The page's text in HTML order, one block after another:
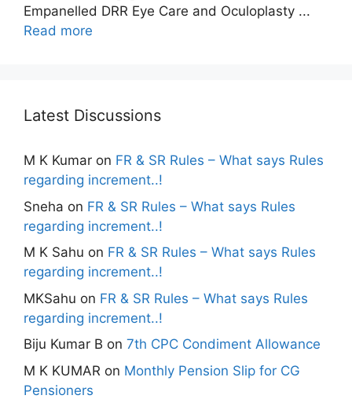
Empanelled DRR Eye Care and Oculoplasty ...
Read more
Latest Discussions
M K Kumar on FR & SR Rules – What says Rules
regarding increment..!
Sneha on FR & SR Rules – What says Rules
regarding increment..!
M K Sahu on FR & SR Rules – What says Rules
regarding increment..!
MKSahu on FR & SR Rules – What says Rules
regarding increment..!
Biju Kumar B on 7th CPC Condiment Allowance
M K KUMAR on Monthly Pension Slip for CG
Pensioners